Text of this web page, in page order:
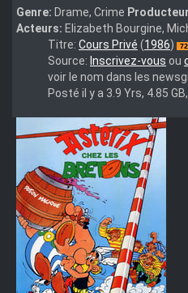
Genre: Drame, Crime
Acteurs: Elizabeth Bourgine,
HANDJOB
Titre: Cours Privé (1986)
Source: Inscrivez-vous ou
voir le nom dans les
Posté il y a 3.9 Yrs, 4.85 GB,